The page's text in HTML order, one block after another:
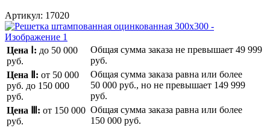
Артикул: 17020
Цена Ⅰ: до 50 000
руб.
Общая сумма заказа не превышает 49 999
руб.
Цена Ⅱ: от 50 000
руб. до 150 000
руб.
Общая сумма заказа равна или более
50 000 руб., но не превышает 149 999
руб.
Цена Ⅲ: от 150 000
руб.
Общая сумма заказа равна или более
150 000 руб.